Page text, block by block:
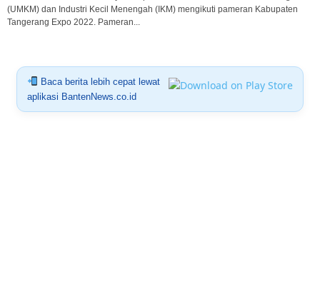
(UMKM) dan Industri Kecil Menengah (IKM) mengikuti pameran Kabupaten
Tangerang Expo 2022. Pameran...
Baca berita lebih cepat lewat
aplikasi BantenNews.co.id